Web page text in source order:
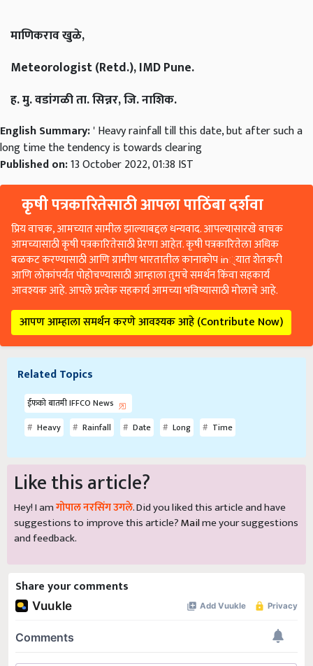
माणिकराव खुळे,
Meteorologist (Retd.), IMD Pune.
ह. मु. वडांगळी ता. सिन्नर, जि. नाशिक.
English Summary:' Heavy rainfall till this date, but after such a
long time the tendency is towards clearing
Published on:13 October 2022, 01:38 IST
कृषी पत्रकारितेसाठी आपला पाठिंबा दर्शवा
प्रिय वाचक, आमच्यात सामील झाल्याबद्दल धन्यवाद. आपल्यासारखे वाचक
आमच्यासाठी कृषी पत्रकारितेसाठी प्रेरणा आहेत. कृषी पत्रकारितेला अधिक
बळकट करण्यासाठी आणि ग्रामीण भारतातील कानाकोप in्यात शेतकरी
आणि लोकांपर्यंत पोहोचण्यासाठी आम्हाला तुमचे समर्थन किंवा सहकार्य
आवश्यक आहे. आपले प्रत्येक सहकार्य आमच्या भविष्यासाठी मोलाचे आहे.
आपण आम्हाला समर्थन करणे आवश्यक आहे (Contribute Now)
Related Topics
ईफको बातमी IFFCO News
Heavy
Rainfall Date Long Time
Like this article?
Hey! I amगोपाल नरसिंग उगले. Did you liked this article and have
suggestions to improve this article?Mailme your suggestions
and feedback.
Share your comments